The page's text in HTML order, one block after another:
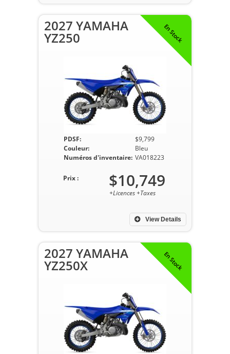
En Stock
2027 YAMAHA
YZ250
PDSF:
$9,799
Couleur:
Bleu
Numéros d'inventaire: VA018223
View Details
Prix : $10,749
+Licences +Taxes
En Stock
2027 YAMAHA
YZ250X